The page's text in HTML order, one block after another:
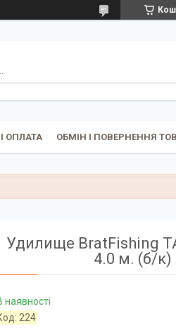
ОПЛАТА ОБМІН І ПОВЕРНЕННЯ
Удилище BratFishing
4.0 м. (б/к)
наявності
224